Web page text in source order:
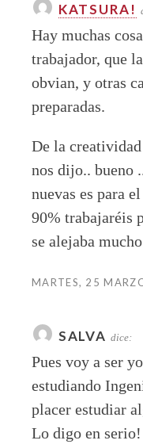
KATSURA!
Hay muchas
trabajador, que
obvian, y otras
preparadas.
De la
nos dijo.. bueno
nuevas es para
90% trabajaréis
se alejaba
MARTES, 25
SALVA dice:
Pues voy a ser
estudiando
placer estudiar
Lo digo en serio!